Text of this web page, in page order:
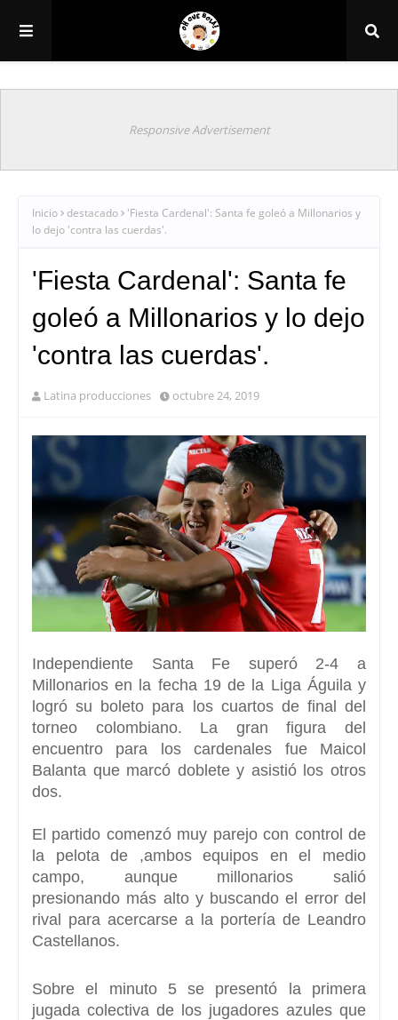
Responsive Advertisement
Inicio destacado
'Fiesta Cardenal': Santa fe goleó a Millonarios y
lo dejo 'contra las cuerdas'.
'Fiesta Cardenal': Santa fe
goleó a Millonarios y lo dejo
'contra las cuerdas'.
Latina producciones octubre 24, 2019
Independiente Santa Fe superó 2-4 a
Millonarios en la fecha 19 de la Liga Águila y
logró su boleto para los cuartos de final del
torneo colombiano. La gran figura del
encuentro para los cardenales fue Maicol
Balanta que marcó doblete y asistió los otros
dos.
El partido comenzó muy parejo con control de
la pelota de ,ambos equipos en el medio
campo, aunque millonarios salió
presionando más alto y buscando el error del
rival para acercarse a la portería de Leandro
Castellanos.
Sobre el minuto 5 se presentó la primera
jugada colectiva de los jugadores azules que